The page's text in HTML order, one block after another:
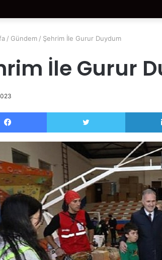
/ Gündem / Şehrim İle Gurur Duydum
İle Gurur
Facebook Twitter